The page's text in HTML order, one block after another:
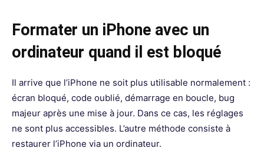
Formater un iPhone avec un
ordinateur quand il est bloqué
Il arrive que l’iPhone ne soit plus utilisable normalement :
écran bloqué, code oublié, démarrage en boucle, bug
majeur après une mise à jour. Dans ce cas, les réglages
ne sont plus accessibles. L’autre méthode consiste à
restaurer l’iPhone via un ordinateur.